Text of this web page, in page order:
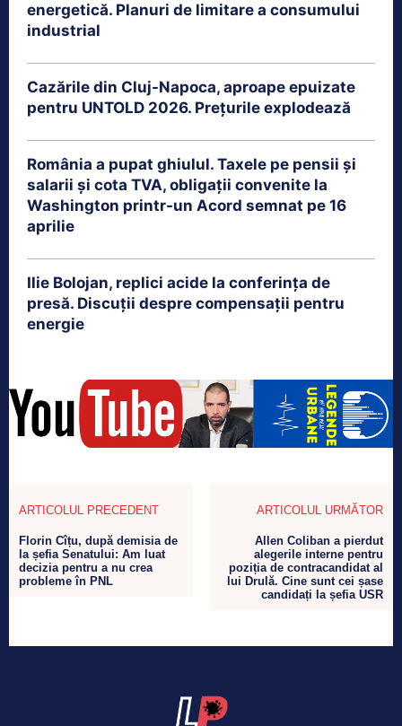
energetică. Planuri de limitare a consumului
industrial
Cazările din Cluj-Napoca, aproape epuizate
pentru UNTOLD 2026. Prețurile explodează
România a pupat ghiulul. Taxele pe pensii și
salarii și cota TVA, obligații convenite la
Washington printr-un Acord semnat pe 16
aprilie
Ilie Bolojan, replici acide la conferința de
presă. Discuții despre compensații pentru
energie
ARTICOLUL PRECEDENT
Florin Cîțu, după demisia de
la șefia Senatului: Am luat
decizia pentru a nu crea
probleme în PNL
ARTICOLUL URMĂTOR
Allen Coliban a pierdut
alegerile interne pentru
poziția de contracandidat al
lui Drulă. Cine sunt cei șase
candidați la șefia USR